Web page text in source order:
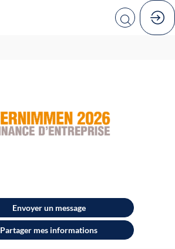
Envoyer un message
Partager mes informations